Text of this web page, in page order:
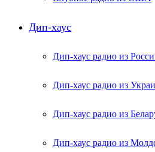
Дип-хаус
Дип-хаус радио из
Дип-хаус радио из
Дип-хаус радио из
Дип-хаус радио из